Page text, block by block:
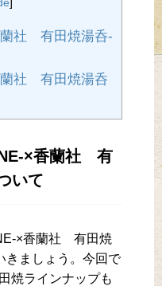
]
蘭社 有田焼湯呑-
蘭社 有田焼湯呑
×香蘭社 有
いて
×香蘭社 有田焼
きましょう。今回で
焼ラインナップも